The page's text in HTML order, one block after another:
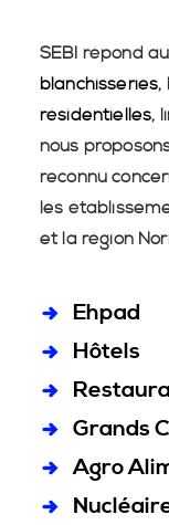
SEBI répond
blanchisseries,
résidentielles,
nous
reconnu
les
et la région
Ehpad
Hôtels
Grands
Agro